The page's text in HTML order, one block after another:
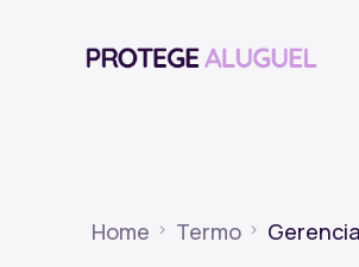
Home Termo